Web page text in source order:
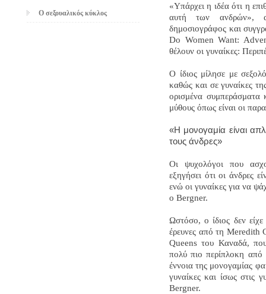
Ο σεξουαλικός κύκλος
«Υπάρχει η ιδέα ότι η
αυτή των ανδρών»,
δημοσιογράφος και
Do Women Want:
θέλουν οι γυναίκες:
Ο ίδιος μίλησε με
καθώς και σε γυναίκες
ορισμένα συμπεράσματα
μύθους όπως είναι οι
«Η μονογαμία είναι
τους άνδρες»
Οι ψυχολόγοι που
εξηγήσει ότι οι άνδρες
ενώ οι γυναίκες για να
ο Bergner.
Ωστόσο, ο ίδιος δεν
έρευνες από τη Meredith
Queens του Καναδά, που
πολύ πιο περίπλοκη από
έννοια της μονογαμίας
γυναίκες και ίσως στις
Bergner.